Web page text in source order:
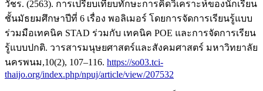
วัชร. (2563). การเปรียบเทียบทักษะการคิดวิเคราะห์ของนักเรียน
ชั้นมัธยมศึกษาปีที่ 6 เรื่อง พอลิเมอร์ โดยการจัดการเรียนรู้แบบ
ร่วมมือเทคนิค STAD ร่วมกับ เทคนิค POE และการจัดการเรียน
รู้แบบปกติ. วารสารมนุษยศาสตร์และสังคมศาสตร์ มหาวิทยาลัย
นครพนม,10(2), 107–116. https://so03.tci-
thaijo.org/index.php/npuj/article/view/207532